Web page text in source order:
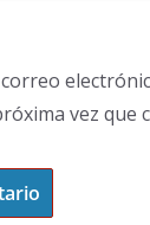
vez que